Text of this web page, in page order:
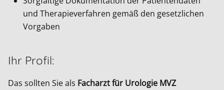
und Therapieverfahren gemäß den gesetzlichen
Vorgaben
Ihr Profil:
Das sollten Sie als Facharzt für Urologie MVZ